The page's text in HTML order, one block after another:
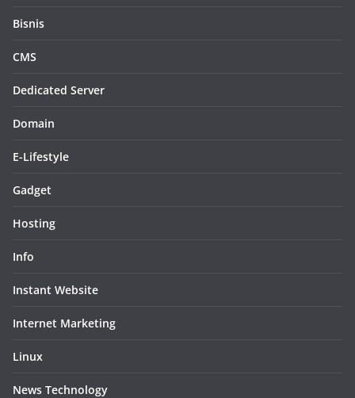
Bisnis
CMS
Dedicated Server
Domain
E-Lifestyle
Gadget
Hosting
Info
Instant Website
Internet Marketing
Linux
News Technology